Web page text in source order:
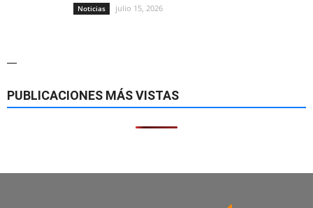
Noticias julio 15, 2026
—
PUBLICACIONES MÁS VISTAS